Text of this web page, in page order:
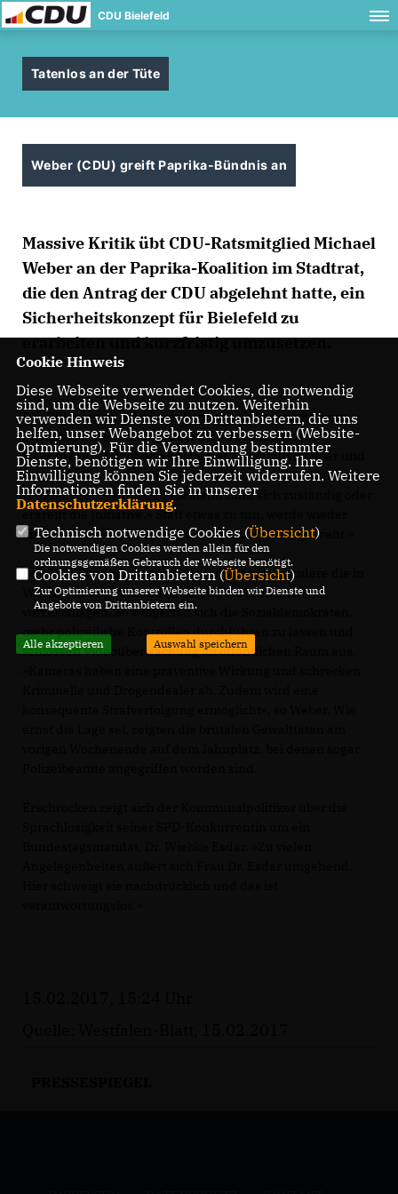
CDU Bielefeld
Tatenlos an der Tüte
Weber (CDU) greift Paprika-Bündnis an
Massive Kritik übt CDU-Ratsmitglied Michael
Weber an der Paprika-Koalition im Stadtrat,
die den Antrag der CDU abgelehnt hatte, ein
Sicherheitskonzept für Bielefeld zu
erarbeiten und kurzfristig umzusetzen.
Der CDU ging es dabei vor allem um die unzumutbaren
Zustände an der »Tüte«, dem Stadtbahnzugang am
Hauptbahnhof. Weber: »Anwohner, Geschäftsinhaber und
tausende Nutzer der Stadtbahn warten auf ein deutliches
Handeln der Stadt. Doch niemand fühlt sich zuständig oder
ergreift die Initiative.« Statt etwas zu tun, werde wieder
einmal eine »Rede-Runde im Hauptausschuss gedreht.«
Der CDU-Bundestagskandidat fordert insbesondere die in
Verantwortung stehende SPD auf, Maßnahmen
vorzuschlagen. So weigerten sich die Sozialdemokraten,
mehr polizeiliche Kontrollen durchführen zu lassen und
schlössen Videoüberwachung im öffentlichen Raum aus.
Cookie Hinweis
Diese Webseite verwendet Cookies, die notwendig
sind, um die Webseite zu nutzen. Weiterhin
verwenden wir Dienste von Drittanbietern, die uns
helfen, unser Webangebot zu verbessern (Website-
Optmierung). Für die Verwendung bestimmter
Dienste, benötigen wir Ihre Einwilligung. Ihre
Einwilligung können Sie jederzeit widerrufen. Weitere
Informationen finden Sie in unserer
Datenschutzerklärung.
Technisch notwendige Cookies (Übersicht)
Die notwendigen Cookies werden allein für den
ordnungsgemäßen Gebrauch der Webseite benötigt.
Cookies von Drittanbietern (Übersicht)
Zur Optimierung unserer Webseite binden wir Dienste und
Angebote von Drittanbietern ein.
Alle akzeptieren Auswahl speichern